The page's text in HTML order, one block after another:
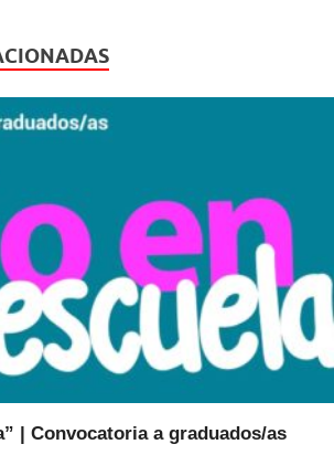
| Convocatoria a graduados/as